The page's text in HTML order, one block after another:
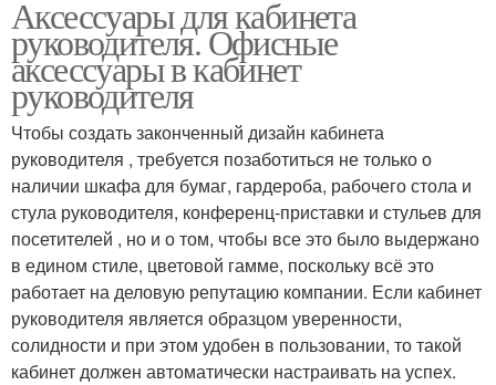
Аксессуары для кабинета
руководителя. Офисные
аксессуары в кабинет
руководителя
Чтобы создать законченный дизайн кабинета
руководителя , требуется позаботиться не только о
наличии шкафа для бумаг, гардероба, рабочего стола и
стула руководителя, конференц-приставки и стульев для
посетителей , но и о том, чтобы все это было выдержано
в едином стиле, цветовой гамме, поскольку всё это
работает на деловую репутацию компании. Если кабинет
руководителя является образцом уверенности,
солидности и при этом удобен в пользовании, то такой
кабинет должен автоматически настраивать на успех.